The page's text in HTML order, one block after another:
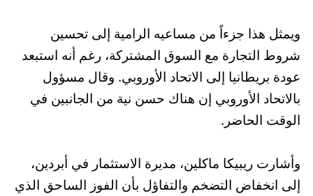
ويمثل هذا جزءاً من مساعيه الرامية إلى تحسين
شروط التجارة مع السوق المشتركة، رغم أنه استبعد
عودة بريطانيا إلى الاتحاد الأوروبي. وقال مسؤول
بالاتحاد الأوروبي إن هناك حسن نية من الجانبين في
الوقت الحاضر.
وأشارت ريبيكا ماكلين، مديرة الاستثمار في أبردين،
إلى انخفاض التضخم والتفاؤل بأن الفوز الساحق الذي